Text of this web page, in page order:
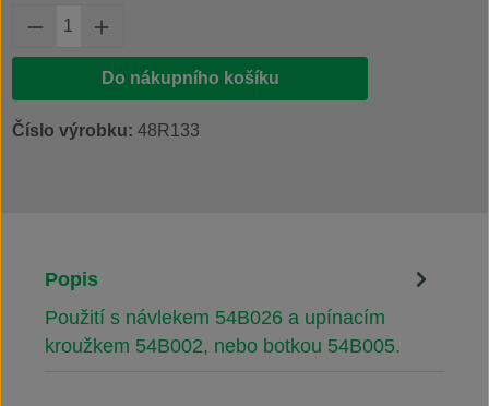
Množství produktu: Zadejte požadované
Do nákupního košíku
Číslo výrobku: 48R133
Popis
Použití s návlekem 54B026 a upínacím
kroužkem 54B002, nebo botkou 54B005.